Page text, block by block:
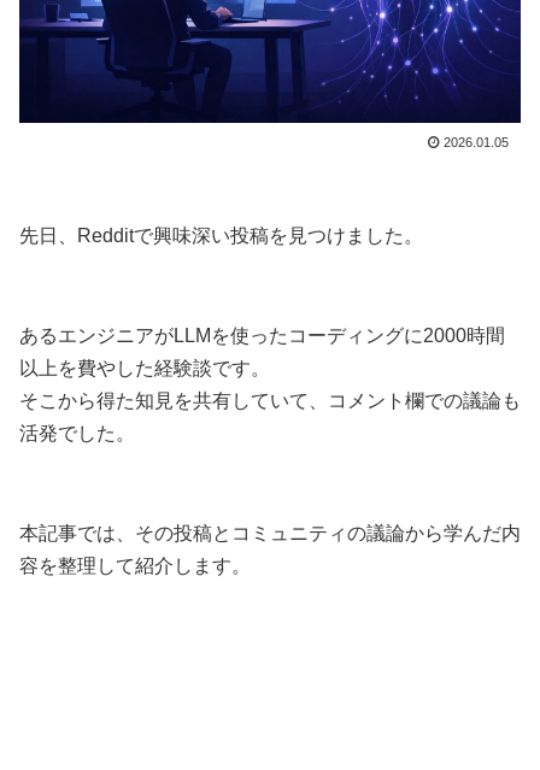
2026.01.05
先日、Redditで興味深い投稿を見つけました。
あるエンジニアがLLMを使ったコーディングに2000時間
以上を費やした経験談です。
そこから得た知見を共有していて、コメント欄での議論も
活発でした。
本記事では、その投稿とコミュニティの議論から学んだ内
容を整理して紹介します。